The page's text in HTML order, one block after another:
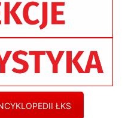
ŁKS